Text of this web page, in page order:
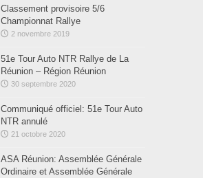
Classement provisoire 5/6
Championnat Rallye
2 novembre 2019
51e Tour Auto NTR Rallye de La
Réunion – Région Réunion
30 septembre 2020
Communiqué officiel: 51e Tour Auto
NTR annulé
21 octobre 2020
ASA Réunion: Assemblée Générale
Ordinaire et Assemblée Générale